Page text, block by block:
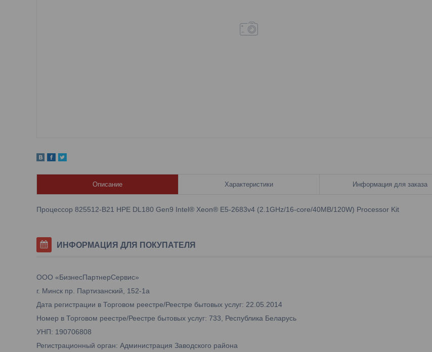
Описание Характеристики Информация для заказа
Процессор 825512-B21 HPE DL180 Gen9 Intel® Xeon® E5-2683v4 (2.1GHz/16-core/40MB/120W) Processor Kit
ИНФОРМАЦИЯ ДЛЯ ПОКУПАТЕЛЯ
ООО «БизнесПартнерСервис»
г. Минск пр. Партизанский, 152-1а
Дата регистрации в Торговом реестре/Реестре бытовых услуг: 22.05.2014
Номер в Торговом реестре/Реестре бытовых услуг: 733, Республика Беларусь
УНП: 190706808
Регистрационный орган: Администрация Заводского района